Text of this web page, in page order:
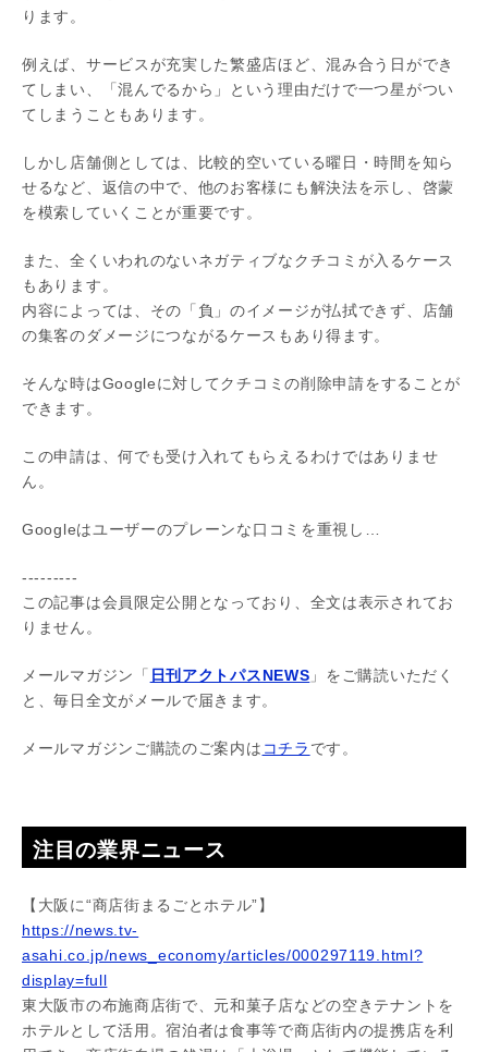
ります。
例えば、サービスが充実した繁盛店ほど、混み合う日ができ
てしまい、「混んでるから」という理由だけで一つ星がつい
てしまうこともあります。
しかし店舗側としては、比較的空いている曜日・時間を知ら
せるなど、返信の中で、他のお客様にも解決法を示し、啓蒙
を模索していくことが重要です。
また、全くいわれのないネガティブなクチコミが入るケース
もあります。
内容によっては、その「負」のイメージが払拭できず、店舗
の集客のダメージにつながるケースもあり得ます。
そんな時はGoogleに対してクチコミの削除申請をすることが
できます。
この申請は、何でも受け入れてもらえるわけではありませ
ん。
Googleはユーザーのプレーンな口コミを重視し…
---------
この記事は会員限定公開となっており、全文は表示されてお
りません。
メールマガジン「 日刊アクトパスNEWS 」をご購読いただく
と、毎日全文がメールで届きます。
メールマガジンご購読のご案内は コチラ です。
注目の業界ニュース
【大阪に“商店街まるごとホテル”】
https://news.tv-
asahi.co.jp/news_economy/articles/000297119.html?
display=full
東大阪市の布施商店街で、元和菓子店などの空きテナントを
ホテルとして活用。宿泊者は食事等で商店街内の提携店を利